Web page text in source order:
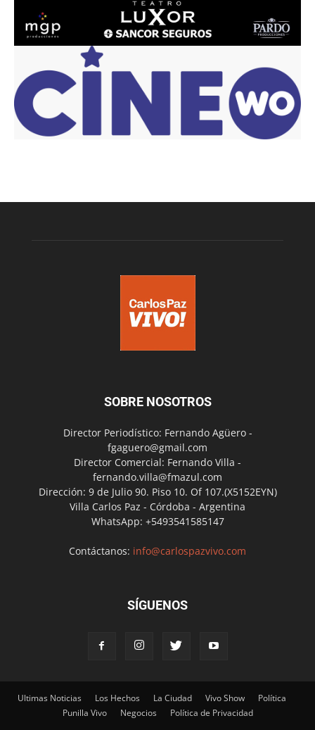
SOBRE NOSOTROS
Director Periodístico: Fernando Agüero -
fgaguero@gmail.com
Director Comercial: Fernando Villa -
fernando.villa@fmazul.com
Dirección: 9 de Julio 90. Piso 10. Of 107.(X5152EYN)
Villa Carlos Paz - Córdoba - Argentina
WhatsApp: +5493541585147
Contáctanos: info@carlospazvivo.com
SÍGUENOS
Ultimas Noticias Los Hechos La Ciudad Vivo Show
Política
Punilla Vivo
Negocios Política de Privacidad